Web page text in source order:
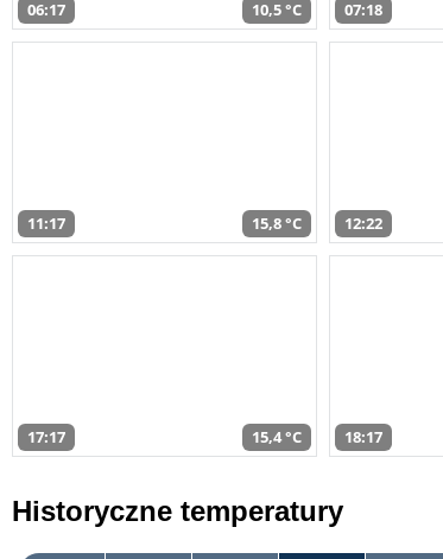
06:17 10,5 °C 07:18
11:17 15,8 °C 12:22
17:17 15,4 °C 18:17
Historyczne temperatury